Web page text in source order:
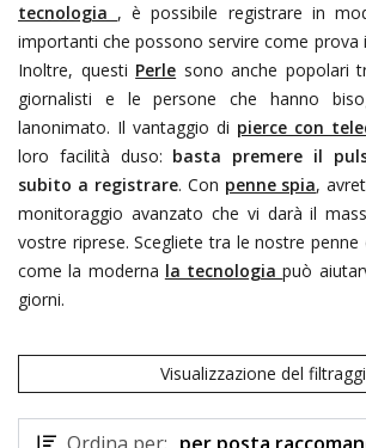
tecnologia , è possibile registrare in
importanti che possono servire come prova
Inoltre, questi Perle sono anche popolari
giornalisti e le persone che hanno
lanonimato. Il vantaggio di pierce con
loro facilità duso: basta premere il
subito a registrare. Con penne spia,
monitoraggio avanzato che vi darà il
vostre riprese. Scegliete tra le nostre
come la moderna la tecnologiapuò
giorni.
Visualizzazione del